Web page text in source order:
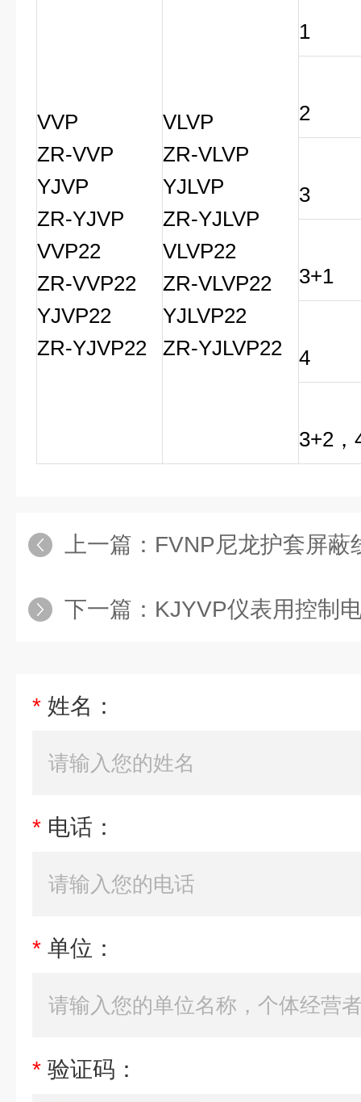
VVP
ZR-VVP
YJVP
ZR-YJVP
VVP22
ZR-VVP22
YJVP22
ZR-YJVP22
VLVP
ZR-VLVP
YJLVP
ZR-YJLVP
VLVP22
ZR-VLVP22
YJLVP22
ZR-YJLVP22
1
2
3
3+1
4
3+2，
上一篇： FVNP尼龙护套屏蔽
下一篇： KJYVP仪表用控制电缆，数
* 姓名：
* 电话：
* 单位：
* 验证码：